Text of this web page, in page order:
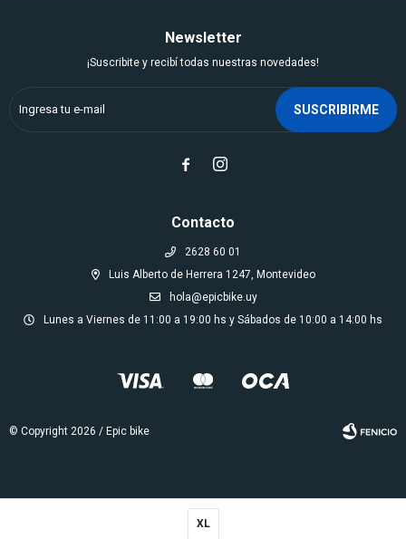
XL
Contacto
2628 60 01
Luis Alberto de Herrera 1247, Montevideo
hola@epicbike.uy
Lunes a Viernes de 11:00 a 19:00 hs y Sábados de 10:00 a 14:00 hs
Newsletter
¡Suscribite y recibí todas nuestras novedades!
SUSCRIBIRME
 
© Copyright 2026 / Epic bike